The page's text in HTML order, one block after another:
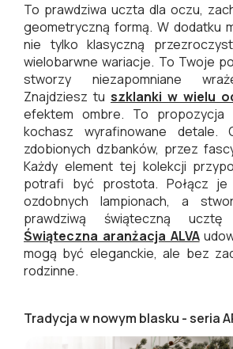
To prawdziwa uczta dla oczu,
geometryczną formą. W dodatku
nie tylko klasyczną
wielobarwne wariacje. To Twoje
stworzy niezapomniane
Znajdziesz tu szklanki w wielu
efektem ombre. To propozycja
kochasz wyrafinowane detale.
zdobionych dzbanków, przez
Każdy element tej kolekcji
potrafi być prostota. Połącz
ozdobnych lampionach, a
prawdziwą świąteczną ucztę
Świąteczna aranżacja ALVA
mogą być eleganckie, ale bez
rodzinne.
Tradycja w nowym blasku - seria